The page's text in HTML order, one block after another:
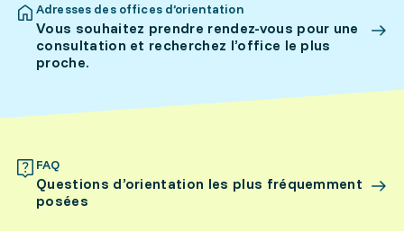
Adresses des offices d’orientation
Vous souhaitez prendre rendez-vous pour une
consultation et recherchez l’office le plus
proche.
FAQ
Questions d’orientation les plus fréquemment
posées